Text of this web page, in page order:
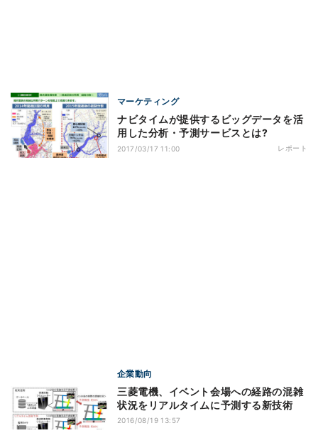
マーケティング
ナビタイムが提供するビッグデータを活
用した分析・予測サービスとは?
2017/03/17 11:00 レポート
企業動向
三菱電機、イベント会場への経路の混雑
状況をリアルタイムに予測する新技術
2016/08/19 13:57